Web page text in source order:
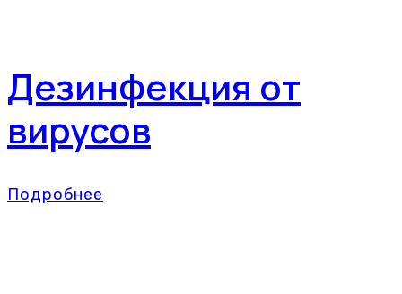
Дезинфекция от
вирусов
Подробнее